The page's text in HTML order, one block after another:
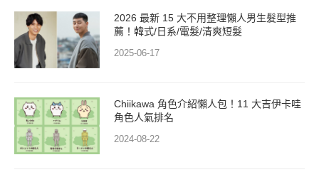
2026 最新 15 大不用整理懶人男生髮型推
薦！韓式/日系/電髮/清爽短髮
2025-06-17
Chiikawa 角色介紹懶人包！11 大吉伊卡哇
角色人氣排名
2024-08-22